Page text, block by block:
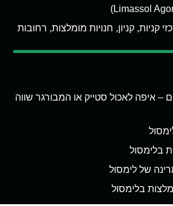
קניות, קניון, חנויות מומלצות, רחובות
איפה לאכול סטייק או המבורגר שווה
בלימסול
של לימסול
בלימסול